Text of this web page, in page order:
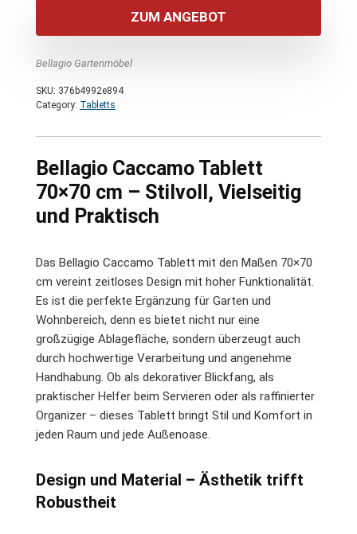
ZUM ANGEBOT
Bellagio Gartenmöbel
SKU: 376b4992e894
Category: Tabletts
Bellagio Caccamo Tablett
70×70 cm – Stilvoll, Vielseitig
und Praktisch
Das Bellagio Caccamo Tablett mit den Maßen 70×70
cm vereint zeitloses Design mit hoher Funktionalität.
Es ist die perfekte Ergänzung für Garten und
Wohnbereich, denn es bietet nicht nur eine
großzügige Ablagefläche, sondern überzeugt auch
durch hochwertige Verarbeitung und angenehme
Handhabung. Ob als dekorativer Blickfang, als
praktischer Helfer beim Servieren oder als raffinierter
Organizer – dieses Tablett bringt Stil und Komfort in
jeden Raum und jede Außenoase.
Design und Material – Ästhetik trifft
Robustheit